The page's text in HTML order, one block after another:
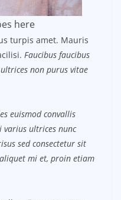
here
turpis amet. Mauris
Faucibus faucibus
non purus vitae
euismod convallis
ultrices nunc
sed consectetur sit
mi et, proin etiam